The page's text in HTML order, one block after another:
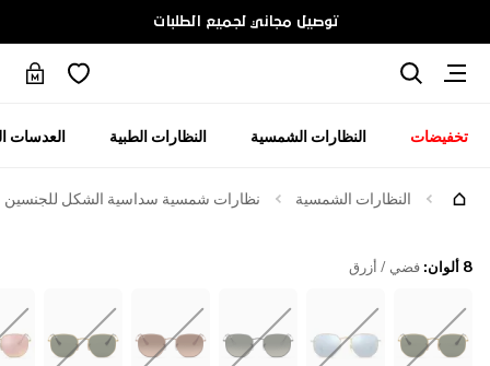
توصيل مجاني لجميع الطلبات
تخفيضات النظارات الشمسية النظارات الطبية العدسات
النظارات الشمسية نظارات شمسية سداسية الشكل للجنسين
8 ألوان : فضي / أزرق